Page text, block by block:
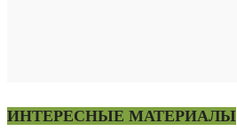
ИНТЕРЕСНЫЕ МАТЕРИАЛЫ